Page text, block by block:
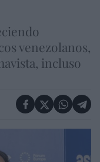
venezolanos,
incluso